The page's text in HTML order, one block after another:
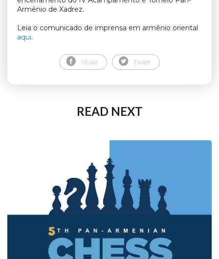
Armênio de Xadrez.
Leia o comunicado de imprensa em armênio oriental
aqui.
Share Tweet
READ NEXT